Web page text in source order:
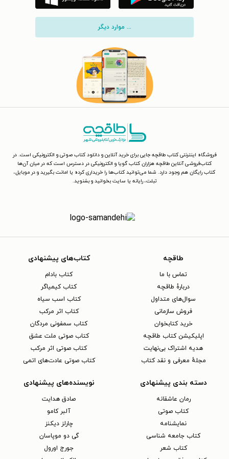
... موارد دیگر
فروشگاه اینترنتی کتاب طاقچه جایی برای خرید آنلاین و دانلود کتاب صوتی و الکترونیکی است. در
کتاب‌فروشی آنلاین طاقچه هزاران کتاب گویا و الکترونیکی در دسترس است که در میان آن‌ها
کتاب رایگان هم وجود دارد. شما می‌توانید کتاب‌ها را خریداری کرده یا امانت بگیرید و در موبایل،
تبلت، رایانه یا سایت بخوانید و بشنوید.
طاقچه
تماس با ما
دربارهٔ طاقچه
سوال‌های متداول
فروش سازمانی
خرید کتابخوان
اپلیکیشن کتاب طاقچه
هدیه اشتراک بی‌نهایت
مجلهٔ معرفی و نقد کتاب
کتاب‌های پیشنهادی
کتاب بادام
کتاب کیمیاگر
کتاب اسب سیاه
کتاب اثر مرکب
کتاب سمفونی مردگان
کتاب صوتی ملت عشق
کتاب صوتی اثر مرکب
کتاب صوتی عادت‌های اتمی
دسته بندی پیشنهادی
رمان عاشقانه
کتاب‌ صوتی
نمایشنامه
کتاب جامعه شناسی
کتاب شعر
نویسنده‌های پیشنهادی
صادق هدایت
آلبر کامو
چارلز دیکنز
گی دو موپاسان
جورج اورول